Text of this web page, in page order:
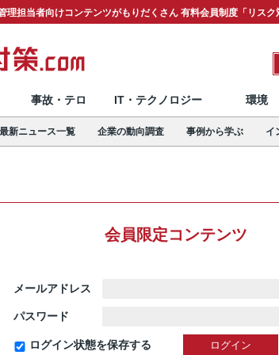
理担当者向けコンテンツがもりだくさん 有料会員制度「リスク
事故・テロ IT・テクノロジー 環境
最新ニュース一覧 企業の動向調査 事例から学ぶ イ
会員限定コンテンツ
メールアドレス
パスワード
ログイン状態を保存する